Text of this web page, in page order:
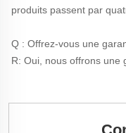
produits passent par
Q : Offrez-vous une
R: Oui, nous offrons une